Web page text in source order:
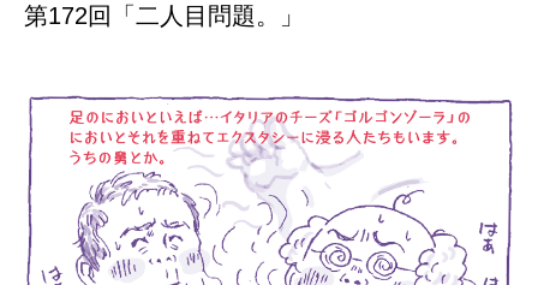
第172回「二人目問題。」